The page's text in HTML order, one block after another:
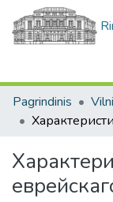
Pagrindinis